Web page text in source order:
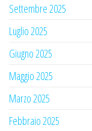
Settembre 2025
Luglio 2025
Giugno 2025
Maggio 2025
Marzo 2025
Febbraio 2025